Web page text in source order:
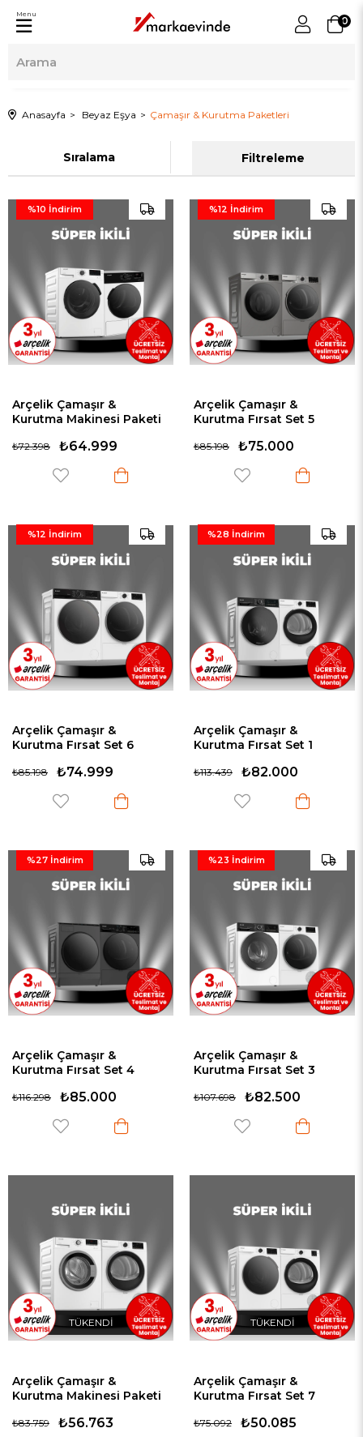
0
Menu
Anasayfa Beyaz Eşya Çamaşır & Kurutma Paketleri
Filtreleme
Sıralama
Arçelik Çamaşır &
Kurutma Makinesi Paketi
₺64.999
₺72.398
%10 İndirim
Arçelik Çamaşır &
Kurutma Fırsat Set 5
₺75.000
₺85.198
%12 İndirim
Arçelik Çamaşır &
Kurutma Fırsat Set 6
₺74.999
₺85.198
%12 İndirim
Arçelik Çamaşır &
Kurutma Fırsat Set 1
₺82.000
₺113.439
%28 İndirim
Arçelik Çamaşır &
Kurutma Fırsat Set 4
₺85.000
₺116.298
%27 İndirim
Arçelik Çamaşır &
Kurutma Fırsat Set 3
₺82.500
₺107.698
%23 İndirim
TÜKENDI
Arçelik Çamaşır &
Kurutma Makinesi Paketi
₺56.763
₺83.759
TÜKENDI
Arçelik Çamaşır &
Kurutma Fırsat Set 7
₺50.085
₺75.092